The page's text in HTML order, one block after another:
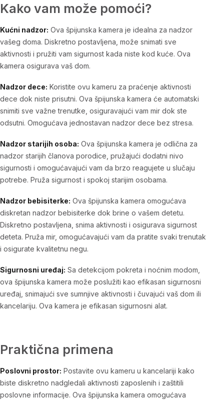
Kako vam može pomoći?
Kućni nadzor: Ova špijunska kamera je idealna za nadzor
vašeg doma. Diskretno postavljena, može snimati sve
aktivnosti i pružiti vam sigurnost kada niste kod kuće. Ova
kamera osigurava vaš dom.
Nadzor dece: Koristite ovu kameru za praćenje aktivnosti
dece dok niste prisutni. Ova špijunska kamera će automatski
snimiti sve važne trenutke, osiguravajući vam mir dok ste
odsutni. Omogućava jednostavan nadzor dece bez stresa.
Nadzor starijih osoba: Ova špijunska kamera je odlična za
nadzor starijih članova porodice, pružajući dodatni nivo
sigurnosti i omogućavajući vam da brzo reagujete u slučaju
potrebe. Pruža sigurnost i spokoj starijim osobama.
Nadzor bebisiterke: Ova špijunska kamera omogućava
diskretan nadzor bebisiterke dok brine o vašem detetu.
Diskretno postavljena, snima aktivnosti i osigurava sigurnost
deteta. Pruža mir, omogućavajući vam da pratite svaki trenutak
i osigurate kvalitetnu negu.
Sigurnosni uređaj: Sa detekcijom pokreta i noćnim modom,
ova špijunska kamera može poslužiti kao efikasan sigurnosni
uređaj, snimajući sve sumnjive aktivnosti i čuvajući vaš dom ili
kancelariju. Ova kamera je efikasan sigurnosni alat.
Praktična primena
Poslovni prostor: Postavite ovu kameru u kancelariji kako
biste diskretno nadgledali aktivnosti zaposlenih i zaštitili
poslovne informacije. Ova špijunska kamera omogućava